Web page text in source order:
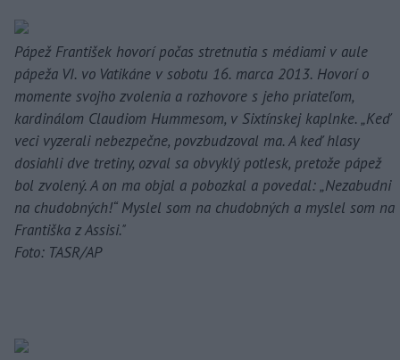
Pápež František hovorí počas stretnutia s médiami v aule
pápeža VI. vo Vatikáne v sobotu 16. marca 2013. Hovorí o
momente svojho zvolenia a rozhovore s jeho priateľom,
kardinálom Claudiom Hummesom, v Sixtínskej kaplnke. „Keď
veci vyzerali nebezpečne, povzbudzoval ma. A keď hlasy
dosiahli dve tretiny, ozval sa obvyklý potlesk, pretože pápež
bol zvolený. A on ma objal a pobozkal a povedal: „Nezabudni
na chudobných!“ Myslel som na chudobných a myslel som na
Františka z Assisi."
Foto: TASR/AP